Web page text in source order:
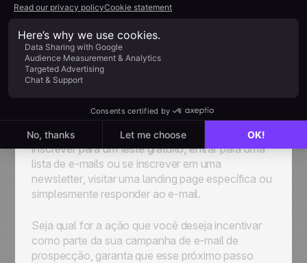
Chamada para Ação (CTA)
Seu e-mail de vendas deve terminar com uma
chamada para ação (a famosa
CTA) que sejaclara e convincente
da CTA deve variar dependendo do que você tem
a oferecer — há vários tipos de ações que você
podepersuadirseu destinatário a tomar. O leitor
pode agendar uma ligação, adquirir o produto, se
inscrever para um teste gratuito, entrar para uma
lista de e-mails ou se inscrever em uma
newsletter, visitar uma landing page específica ou
simplesmente responder ao e-mail.
Seja qual for a ação que você deseja incentivar
como parte da sua campanha de e-mail de
prospecção, garanta que esse próximo passo